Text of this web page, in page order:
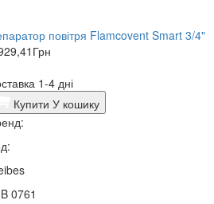
повітря Flamcovent Smart 3/4"
Грн
1-4 дні
Купити У кошику
0761